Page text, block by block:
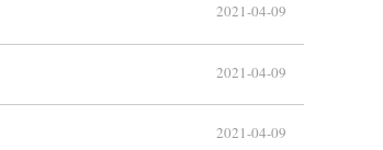
2021-04-09
2021-04-09
2021-04-09